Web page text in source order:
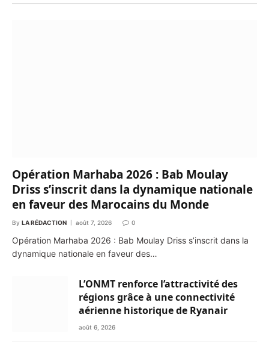
Opération Marhaba 2026 : Bab Moulay
Driss s’inscrit dans la dynamique nationale
en faveur des Marocains du Monde
By LA RÉDACTION août 7, 2026 0
Opération Marhaba 2026 : Bab Moulay Driss s’inscrit dans la
dynamique nationale en faveur des…
L’ONMT renforce l’attractivité des
régions grâce à une connectivité
aérienne historique de Ryanair
août 6, 2026